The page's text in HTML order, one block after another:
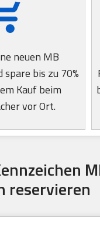
neuen MB
spare bis zu 70%
Kauf beim
vor Ort.
reservieren